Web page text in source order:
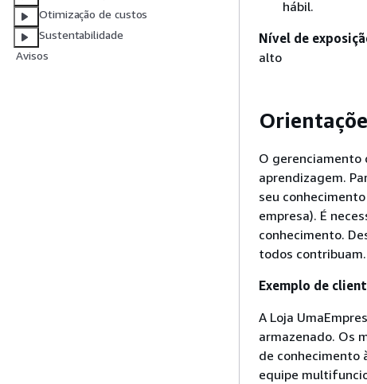
Otimização de custos
Sustentabilidade
Avisos
hábil.
Nível de
alto
O gerenciamento
aprendizagem.
seu
empresa). É
conhecimento.
todos contribuam.
Exemplo de
A Loja
armazenado. Os
de conhecimento
equipe